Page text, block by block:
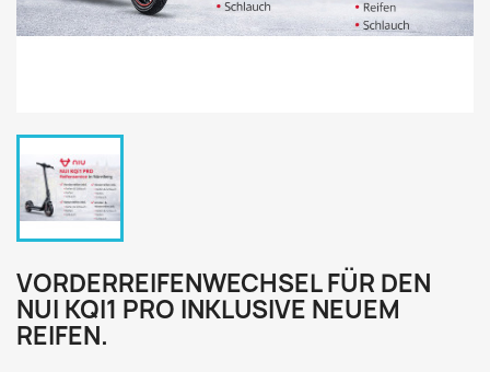
VORDERREIFENWECHSEL FÜR DEN
NUI KQI1 PRO INKLUSIVE NEUEM
REIFEN.